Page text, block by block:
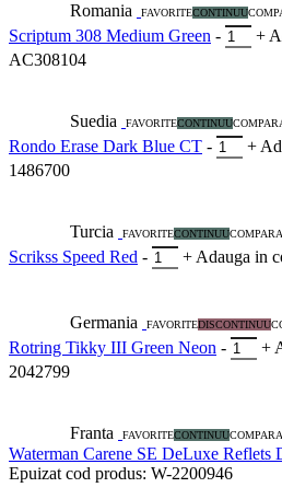
Romania FAVORITECONTINUU
Scriptum 308 Medium Green - +
AC308104
Suedia FAVORITECONTINUU
Rondo Erase Dark Blue CT - +
1486700
Turcia FAVORITECONTINUUCOMPARA
Scrikss Speed Red - + Adauga in
Germania FAVORITEDISCONTINUU
Rotring Tikky III Green Neon - +
2042799
Franta FAVORITECONTINUUCOMPARA
Waterman Carene SE DeLuxe Reflets
Epuizat cod produs: W-2200946